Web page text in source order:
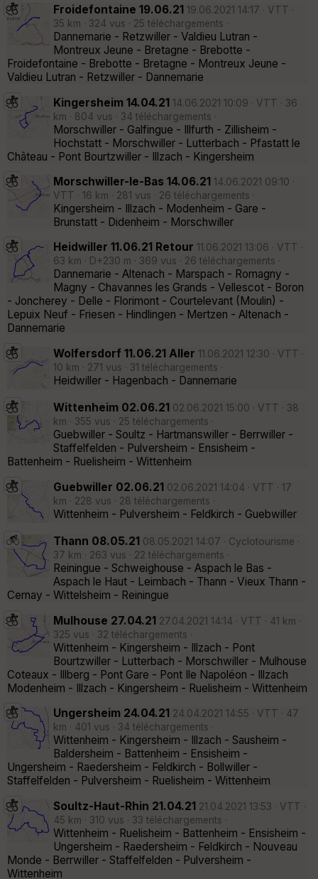
Froidefontaine 19.06.21 19.06.2021 14:17 · VTT ·
35 km · 324 vus · 25 téléchargements ·
Dannemarie - Retzwiller - Valdieu Lutran -
Montreux Jeune - Bretagne - Brebotte -
Froidefontaine - Brebotte - Bretagne - Montreux Jeune -
Valdieu Lutran - Retzwiller - Dannemarie
Kingersheim 14.04.21 14.06.2021 10:09 · VTT · 36
km · 804 vus · 34 téléchargements ·
Morschwiller - Galfingue - Illfurth - Zillisheim -
Hochstatt - Morschwiller - Lutterbach - Pfastatt le
Château - Pont Bourtzwiller - Illzach - Kingersheim
Morschwiller-le-Bas 14.06.21 14.06.2021 09:10 ·
VTT · 16 km · 281 vus · 26 téléchargements ·
Kingersheim - Illzach - Modenheim - Gare -
Brunstatt - Didenheim - Morschwiller
Heidwiller 11.06.21 Retour 11.06.2021 13:06 · VTT ·
63 km · D+230 m · 369 vus · 26 téléchargements ·
Dannemarie - Altenach - Marspach - Romagny -
Magny - Chavannes les Grands - Vellescot - Boron
- Joncherey - Delle - Florimont - Courtelevant (Moulin) -
Lepuix Neuf - Friesen - Hindlingen - Mertzen - Altenach -
Dannemarie
Wolfersdorf 11.06.21 Aller 11.06.2021 12:30 · VTT ·
10 km · 271 vus · 31 téléchargements ·
Heidwiller - Hagenbach - Dannemarie
Wittenheim 02.06.21 02.06.2021 15:00 · VTT · 38
km · 355 vus · 25 téléchargements ·
Guebwiller - Soultz - Hartmanswiller - Berrwiller -
Staffelfelden - Pulversheim - Ensisheim -
Battenheim - Ruelisheim - Wittenheim
Guebwiller 02.06.21 02.06.2021 14:04 · VTT · 17
km · 228 vus · 28 téléchargements ·
Wittenheim - Pulversheim - Feldkirch - Guebwiller
Thann 08.05.21 08.05.2021 14:07 · Cyclotourisme ·
37 km · 263 vus · 22 téléchargements ·
Reiningue - Schweighouse - Aspach le Bas -
Aspach le Haut - Leimbach - Thann - Vieux Thann -
Cernay - Wittelsheim - Reiningue
Mulhouse 27.04.21 27.04.2021 14:14 · VTT · 41 km ·
325 vus · 32 téléchargements ·
Wittenheim - Kingersheim - Illzach - Pont
Bourtzwiller - Lutterbach - Morschwiller - Mulhouse
Coteaux - Illberg - Pont Gare - Pont Ile Napoléon - Illzach
Modenheim - Illzach - Kingersheim - Ruelisheim - Wittenheim
Ungersheim 24.04.21 24.04.2021 14:55 · VTT · 47
km · 401 vus · 34 téléchargements ·
Wittenheim - Kingersheim - Illzach - Sausheim -
Baldersheim - Battenheim - Ensisheim -
Ungersheim - Raedersheim - Feldkirch - Bollwiller -
Staffelfelden - Pulversheim - Ruelisheim - Wittenheim
Soultz-Haut-Rhin 21.04.21 21.04.2021 13:53 · VTT ·
45 km · 310 vus · 33 téléchargements ·
Wittenheim - Ruelisheim - Battenheim - Ensisheim -
Ungersheim - Raedersheim - Feldkirch - Nouveau
Monde - Berrwiller - Staffelfelden - Pulversheim -
Wittenheim